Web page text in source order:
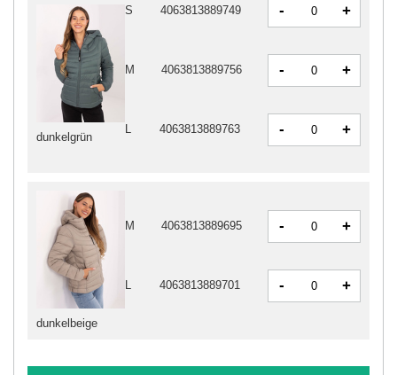
dunkelgrün
S 4063813889749 - +
M 4063813889756 - +
L 4063813889763 - +
dunkelbeige
M 4063813889695 - +
L 4063813889701 - +